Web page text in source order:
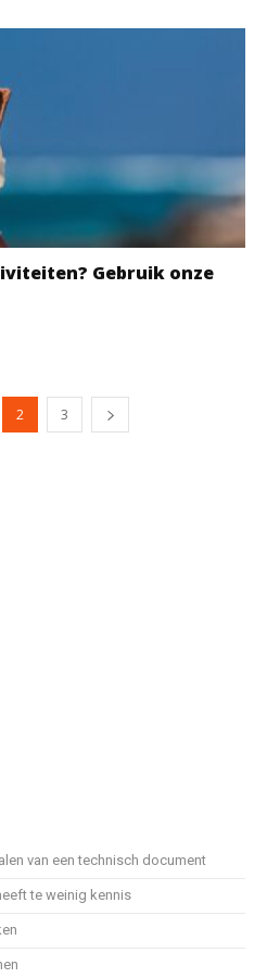
Gebruik onze
2 3
van een technisch document
te weinig kennis